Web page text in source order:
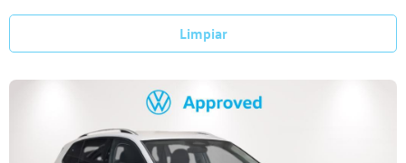
Limpiar